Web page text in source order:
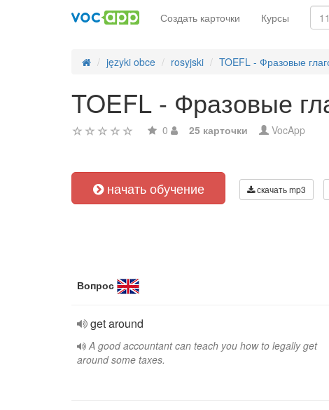
Создать карточки Курсы
języki obce rosyjski TOEFL - Фразовые
TOEFL - Фразовые
0 25 карточки VocApp
начать обучение скачать mp3
Вопрос
get around
A good accountant can teach you how to legally get
around some taxes.